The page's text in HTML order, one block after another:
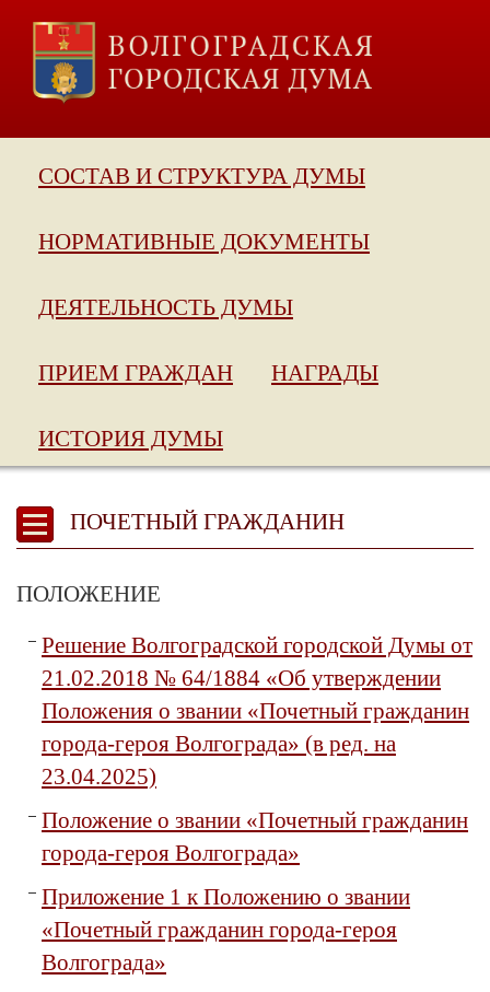
СОСТАВ И СТРУКТУРА ДУМЫ
НОРМАТИВНЫЕ ДОКУМЕНТЫ
ДЕЯТЕЛЬНОСТЬ ДУМЫ
ПРИЕМ ГРАЖДАН НАГРАДЫ
ИСТОРИЯ ДУМЫ
ПОЧЕТНЫЙ ГРАЖДАНИН
ПОЛОЖЕНИЕ
Решение Волгоградской городской Думы от
21.02.2018 № 64/1884 «Об утверждении
Положения о звании «Почетный гражданин
города-героя Волгограда» (в ред. на
23.04.2025)
Положение о звании «Почетный гражданин
города-героя Волгограда»
Приложение 1 к Положению о звании
«Почетный гражданин города-героя
Волгограда»